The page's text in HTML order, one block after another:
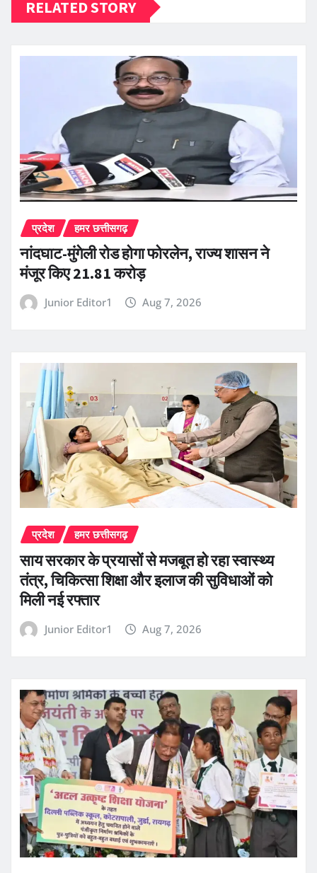
RELATED STORY
प्रदेश हमर छत्तीसगढ़
नांदघाट-मुंगेली रोड होगा फोरलेन, राज्य शासन ने
मंजूर किए 21.81 करोड़
Junior Editor1 Aug 7, 2026
प्रदेश हमर छत्तीसगढ़
साय सरकार के प्रयासों से मजबूत हो रहा स्वास्थ्य
तंत्र, चिकित्सा शिक्षा और इलाज की सुविधाओं को
मिली नई रफ्तार
Junior Editor1 Aug 7, 2026